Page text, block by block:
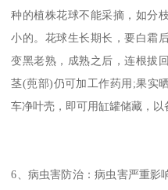
种的植株花球不能采摘，如分
小的。花球生长期长，要白霜
变黑老熟，成熟之后，连根拔
茎(蔸部)仍可加工作药用;果实
车净叶壳，即可用缸罐储藏，以
6、病虫害防治：病虫害严重影